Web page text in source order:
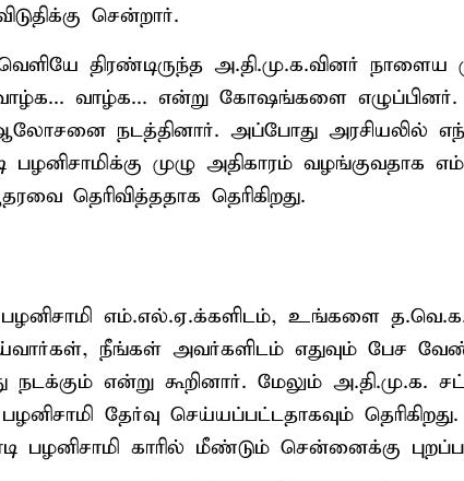
சென்றார்.
வெளியே திரண்டிருந்த அ.தி.மு.க.வினர்
வாழ்க... வாழ்க... என்று கோஷங்களை
நடத்தினார். அப்போது அரசியலில் எந்த
பழனிசாமிக்கு முழு அதிகாரம் வழங்குவதாக
தெரிவித்ததாக தெரிகிறது.
பழனிசாமி எம்.எல்.ஏ.க்களிடம், உங்களை
நீங்கள் அவர்களிடம் எதுவும் பேச
நடக்கும் என்று கூறினார். மேலும் அ.தி.மு.க.
தேர்வு செய்யப்பட்டதாகவும்
பழனிசாமி காரில் மீண்டும் சென்னைக்கு